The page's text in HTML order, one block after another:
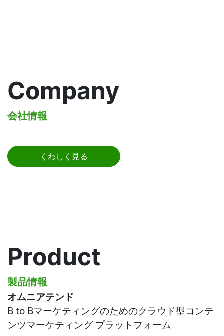
Company
会社情報
くわしく見る
Product
製品情報
オムニアテンド
B to Bマーケティングのためのクラウド型コンテ
ンツマーケティング プラットフォーム